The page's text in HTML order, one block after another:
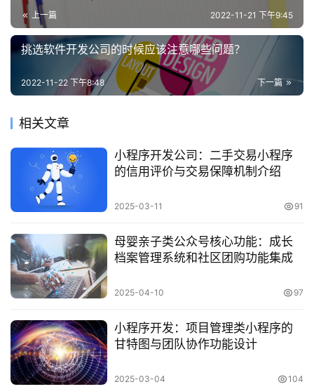
上一篇 2022-11-21 下午9:45
挑选软件开发公司的时候应该注意哪些问题？
下一篇
2022-11-22 下午8:48
相关文章
小程序开发公司：二手交易小程序
的信用评价与交易保障机制介绍
2025-03-11 91
母婴亲子类公众号核心功能：成长
档案管理系统和社区团购功能集成
2025-04-10 97
小程序开发：项目管理类小程序的
甘特图与团队协作功能设计
2025-03-04 104